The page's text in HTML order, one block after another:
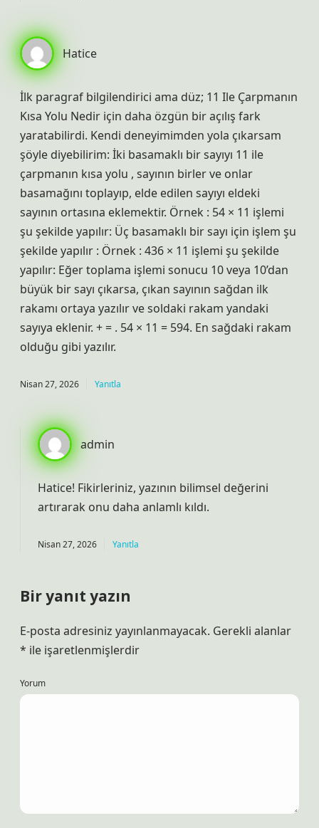
Hatice
İlk paragraf bilgilendirici ama düz; 11 Ile Çarpmanın
Kısa Yolu Nedir için daha özgün bir açılış fark
yaratabilirdi. Kendi deneyimimden yola çıkarsam
şöyle diyebilirim: İki basamaklı bir sayıyı 11 ile
çarpmanın kısa yolu , sayının birler ve onlar
basamağını toplayıp, elde edilen sayıyı eldeki
sayının ortasına eklemektir. Örnek : 54 × 11 işlemi
şu şekilde yapılır: Üç basamaklı bir sayı için işlem şu
şekilde yapılır : Örnek : 436 × 11 işlemi şu şekilde
yapılır: Eğer toplama işlemi sonucu 10 veya 10’dan
büyük bir sayı çıkarsa, çıkan sayının sağdan ilk
rakamı ortaya yazılır ve soldaki rakam yandaki
sayıya eklenir. + = . 54 × 11 = 594. En sağdaki rakam
olduğu gibi yazılır.
Nisan 27, 2026 Yanıtla
admin
Hatice! Fikirleriniz, yazının bilimsel değerini
artırarak onu daha anlamlı kıldı.
Nisan 27, 2026 Yanıtla
Bir yanıt yazın
E-posta adresiniz yayınlanmayacak. Gerekli alanlar
* ile işaretlenmişlerdir
Yorum